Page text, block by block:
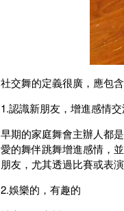
社交舞的定義很廣，應包
1.認識新朋友，增進感情
早期的家庭舞會主辦人都
愛的舞伴跳舞增進感情，
朋友，尤其透過比賽或表
2.娛樂的，有趣的